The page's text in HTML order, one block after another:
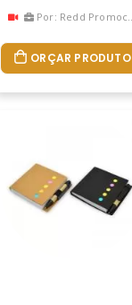
Por: Redd Promocional
ORÇAR PRODUTO